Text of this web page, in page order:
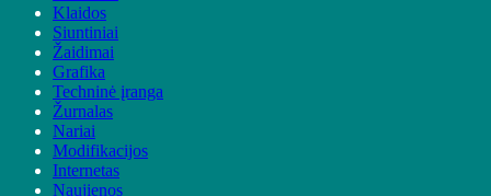
Klaidos
Siuntiniai
Žaidimai
Grafika
Techninė įranga
Žurnalas
Nariai
Modifikacijos
Internetas
Naujienos